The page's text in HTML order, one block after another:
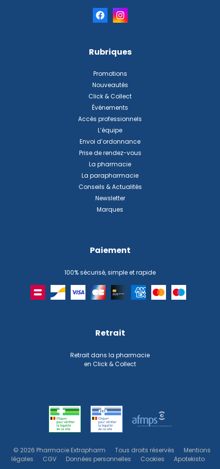
Rubriques
Promotions
Nouveautés
Click & Collect
Événements
Accès professionnels
L’équipe
Envoi d’ordonnance
Prise de rendez-vous
La pharmacie
La parapharmacie
Conseils & Actualités
Newsletter
Marques
Paiement
100% sécurisé, simple et rapide
Retrait
Retrait dans la pharmacie
en Click & Collect
© 2026 Pharmacie Extrapharm Tous droits réservés
Mentions
légales
CGV Données personnelles Cookies Apotekisto